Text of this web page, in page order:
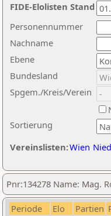
Nachname
Ebene
Sortierung
Personennummer
Bundesland
Spgem./Kreis/Verein
Vereinslisten:Wien
FIDE-Elolisten Stand
Pnr:134278 Name: Mag.
Periode Elo Partien